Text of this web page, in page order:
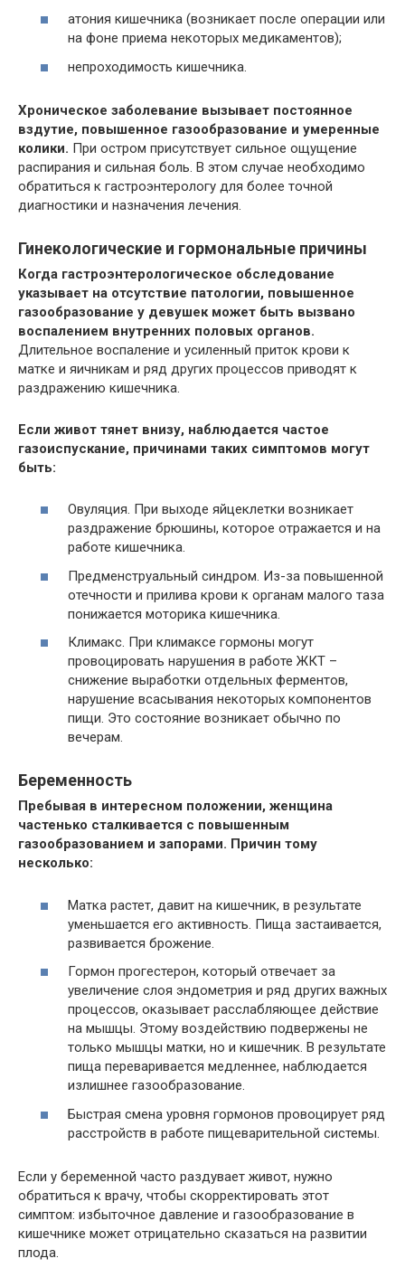
атония кишечника (возникает после операции или
на фоне приема некоторых медикаментов);
непроходимость кишечника.
Хроническое заболевание вызывает постоянное
вздутие, повышенное газообразование и умеренные
колики. При остром присутствует сильное ощущение
распирания и сильная боль. В этом случае необходимо
обратиться к гастроэнтерологу для более точной
диагностики и назначения лечения.
Гинекологические и гормональные причины
Когда гастроэнтерологическое обследование
указывает на отсутствие патологии, повышенное
газообразование у девушек может быть вызвано
воспалением внутренних половых органов.
Длительное воспаление и усиленный приток крови к
матке и яичникам и ряд других процессов приводят к
раздражению кишечника.
Если живот тянет внизу, наблюдается частое
газоиспускание, причинами таких симптомов могут
быть:
Овуляция. При выходе яйцеклетки возникает
раздражение брюшины, которое отражается и на
работе кишечника.
Предменструальный синдром. Из-за повышенной
отечности и прилива крови к органам малого таза
понижается моторика кишечника.
Климакс. При климаксе гормоны могут
провоцировать нарушения в работе ЖКТ –
снижение выработки отдельных ферментов,
нарушение всасывания некоторых компонентов
пищи. Это состояние возникает обычно по
вечерам.
Беременность
Пребывая в интересном положении, женщина
частенько сталкивается с повышенным
газообразованием и запорами. Причин тому
несколько:
Матка растет, давит на кишечник, в результате
уменьшается его активность. Пища застаивается,
развивается брожение.
Гормон прогестерон, который отвечает за
увеличение слоя эндометрия и ряд других важных
процессов, оказывает расслабляющее действие
на мышцы. Этому воздействию подвержены не
только мышцы матки, но и кишечник. В результате
пища переваривается медленнее, наблюдается
излишнее газообразование.
Быстрая смена уровня гормонов провоцирует ряд
расстройств в работе пищеварительной системы.
Если у беременной часто раздувает живот, нужно
обратиться к врачу, чтобы скорректировать этот
симптом: избыточное давление и газообразование в
кишечнике может отрицательно сказаться на развитии
плода.